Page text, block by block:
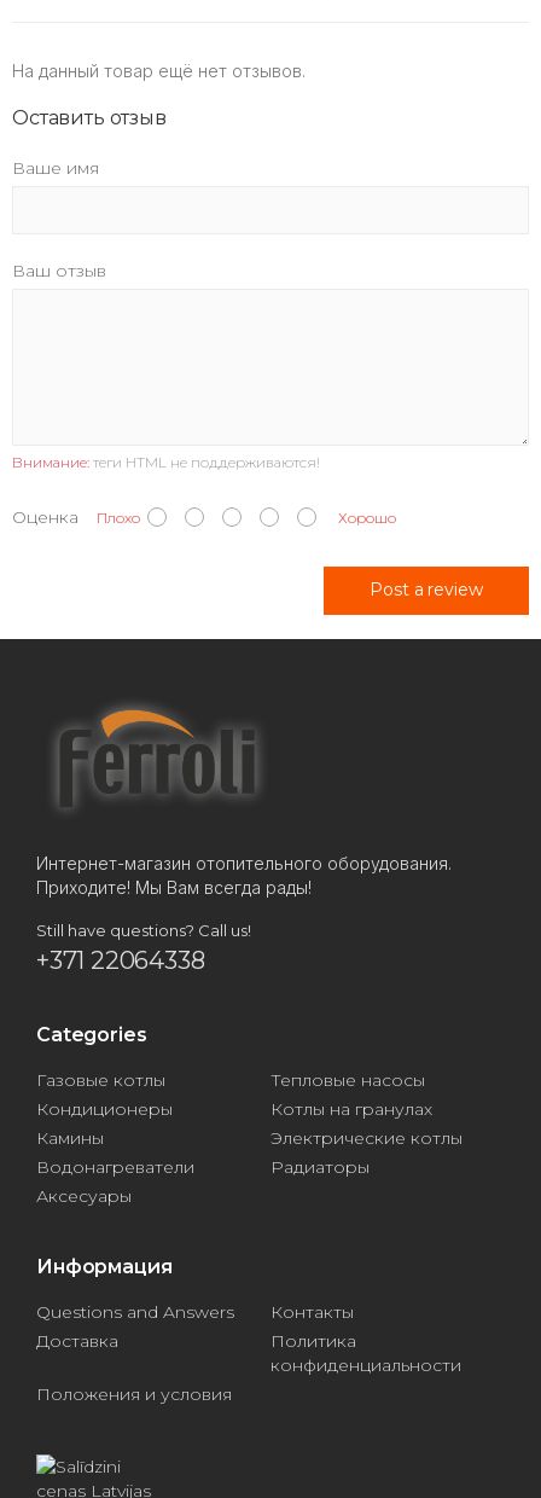
На данный товар ещё нет отзывов.
Оставить отзыв
Ваше имя
Ваш отзыв
Внимание: теги HTML не поддерживаются!
Оценка Плохо Хорошо
Post a review
Интернет-магазин отопительного оборудования.
Приходите! Мы Вам всегда рады!
Still have questions? Call us!
+371 22064338
Categories
Газовые котлы
Тепловые насосы
Кондиционеры
Котлы на гранулах
Камины
Электрические котлы
Водонагреватели
Радиаторы
Аксесуары
Информация
Questions and Answers
Контакты
Доставка
Политика
конфиденциальности
Положения и условия